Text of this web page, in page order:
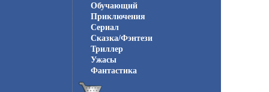
Обучающий
Приключения
Сериал
Сказка/Фэнтези
Триллер
Ужасы
Фантастика